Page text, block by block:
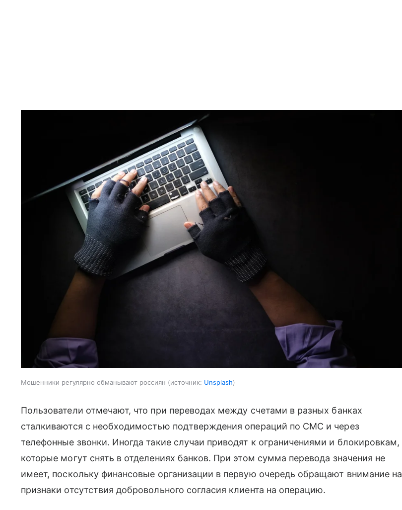
Мошенники регулярно обманывают россиян источник: Unsplash
Пользователи отмечают, что при переводах между счетами в разных банках
сталкиваются с необходимостью подтверждения операций по СМС и через
телефонные звонки. Иногда такие случаи приводят к ограничениями и блокировкам,
которые могут снять в отделениях банков. При этом сумма перевода значения не
имеет, поскольку финансовые организации в первую очередь обращают внимание на
признаки отсутствия добровольного согласия клиента на операцию.